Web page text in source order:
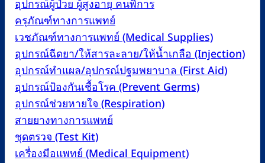
อุปกรณ์ผู้ป่วย ผู้สูงอายุ คนพิการ
ครุภัณฑ์ทางการแพทย์
เวชภัณฑ์ทางการแพทย์ (Medical Supplies)
อุปกรณ์ฉีดยา/ให้สารละลาย/ให้น้ำเกลือ (Injection)
อุปกรณ์ทำแผล/อุปกรณ์ปฐมพยาบาล (First Aid)
อุปกรณ์ป้องกันเชื้อโรค (Prevent Germs)
อุปกรณ์ช่วยหายใจ (Respiration)
สายยางทางการแพทย์
ชุดตรวจ (Test Kit)
เครื่องมือแพทย์ (Medical Equipment)